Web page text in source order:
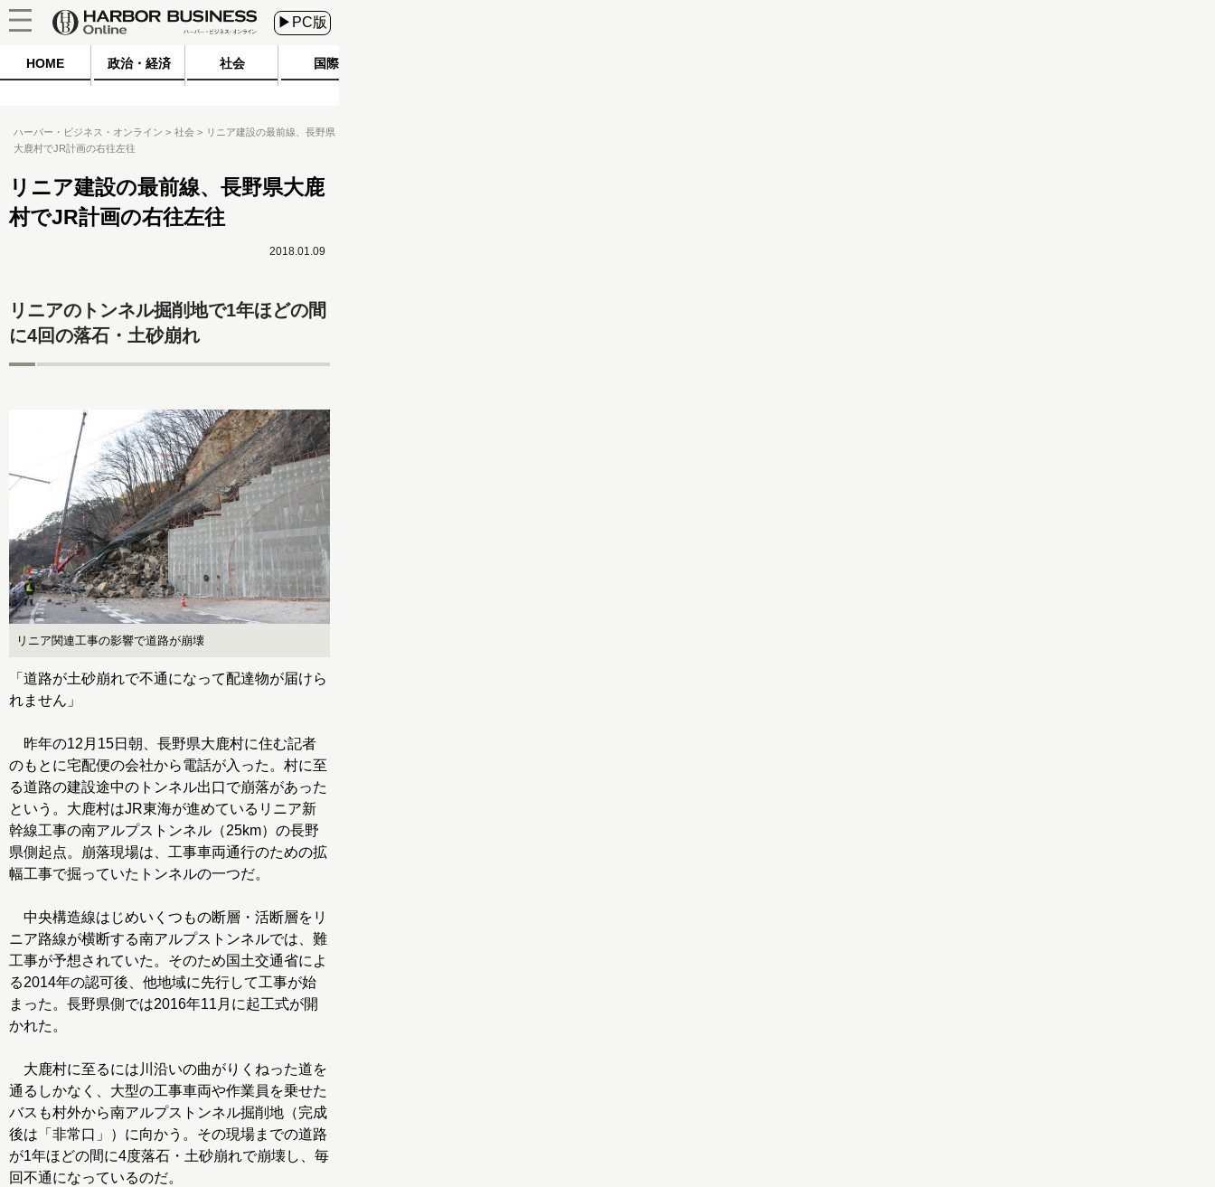
▶PC版
HOME 政治・経済 社会 国際
ハーバー・ビジネス・オンライン 社会
リニア建設の最前線、長野県
大鹿村でJR計画の右往左往
リニア建設の最前線、長野県大鹿
村でJR計画の右往左往
2018.01.09
リニアのトンネル掘削地で1年ほどの間
に4回の落石・土砂崩れ
リニア関連工事の影響で道路が崩壊
「道路が土砂崩れで不通になって配達物が届けら
れません」
昨年の12月15日朝、長野県大鹿村に住む記者
のもとに宅配便の会社から電話が入った。村に至
る道路の建設途中のトンネル出口で崩落があった
という。大鹿村はJR東海が進めているリニア新
幹線工事の南アルプストンネル（25km）の長野
県側起点。崩落現場は、工事車両通行のための拡
幅工事で掘っていたトンネルの一つだ。
中央構造線はじめいくつもの断層・活断層をリ
ニア路線が横断する南アルプストンネルでは、難
工事が予想されていた。そのため国土交通省によ
る2014年の認可後、他地域に先行して工事が始
まった。長野県側では2016年11月に起工式が開
かれた。
大鹿村に至るには川沿いの曲がりくねった道を
通るしかなく、大型の工事車両や作業員を乗せた
バスも村外から南アルプストンネル掘削地（完成
後は「非常口」）に向かう。その現場までの道路
が1年ほどの間に4度落石・土砂崩れで崩壊し、毎
回不通になっているのだ。